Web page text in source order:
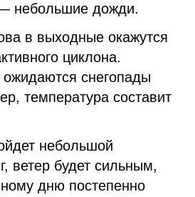
небольшие дожди.
в выходные окажутся
циклона.
снегопады
температура составит
небольшой
ветер будет сильным,
дню постепенно